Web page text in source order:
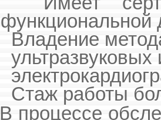
функциональной
Владение
Стаж работы
В процессе